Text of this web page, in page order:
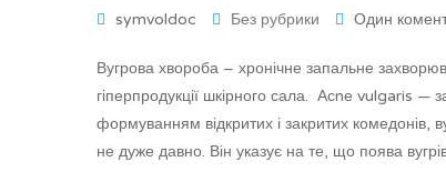
symvoldoc Без рубрики Один
Вугрова хвороба – хронічне запальне
гіперпродукції шкірного сала. Асnе vulgaris —
формуванням відкритих і закритих комедонів,
не дуже давно. Він указує на те, що поява